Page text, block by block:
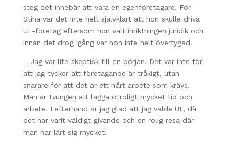
steg det innebär att vara en egenföretagare. För
Stina var det inte helt självklart att hon skulle driva
UF-företag eftersom hon valt inriktningen juridik och
innan det drog igång var hon inte helt övertygad.
– Jag var lite skeptisk till en början. Det var inte för
att jag tycker att företagande är tråkigt, utan
snarare för att det är ett hårt arbete som krävs.
Man är tvungen att lägga otroligt mycket tid och
arbete. I efterhand är jag glad att jag valde UF, då
det har varit väldigt givande och en rolig resa där
man har lärt sig mycket.